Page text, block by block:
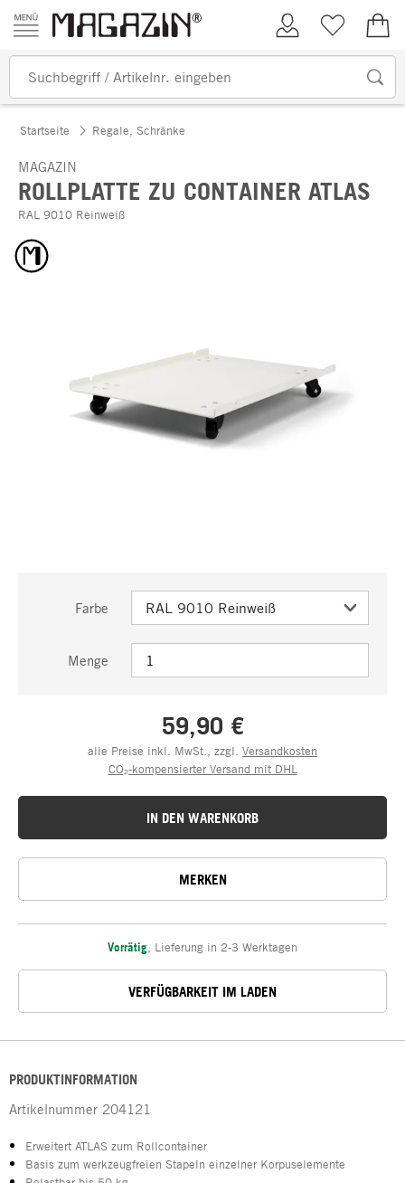
Zum Inhalt springen
Kundenkonto
Merkliste
Startseite Regale, Schränke
MAGAZIN
ROLLPLATTE ZU CONTAINER ATLAS
RAL 9010 Reinweiß
Farbe
Menge
59,90 €
alle Preise inkl. MwSt., zzgl. Versandkosten
CO₂-kompensierter Versand mit DHL
IN DEN WARENKORB
MERKEN
Vorrätig Lieferung in 2-3 Werktagen
VERFÜGBARKEIT IM LADEN
PRODUKTINFORMATION
Artikelnummer 204121
Erweitert ATLAS zum Rollcontainer
Basis zum werkzeugfreien Stapeln einzelner Korpuselemente